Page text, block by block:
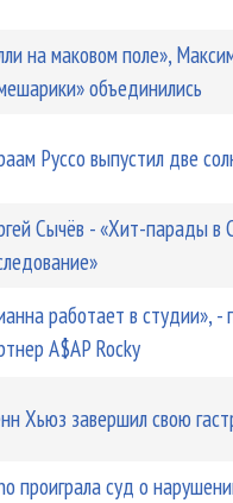
на маковом поле»,
объединились
Руссо выпустил две
Сычёв - «Хит-парады в
работает в студии», -
A$AP Rocky
Хьюз завершил свою
проиграла суд о